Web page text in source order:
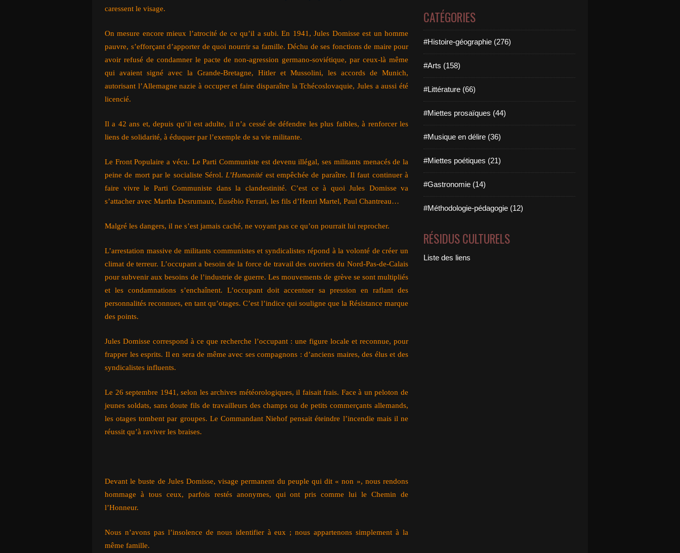
caressent le visage.
On mesure encore mieux l’atrocité de ce qu’il a subi. En 1941, Jules Domisse est un homme
pauvre, s’efforçant d’apporter de quoi nourrir sa famille. Déchu de ses fonctions de maire pour
avoir refusé de condamner le pacte de non-agression germano-soviétique, par ceux-là même
qui avaient signé avec la Grande-Bretagne, Hitler et Mussolini, les accords de Munich,
autorisant l’Allemagne nazie à occuper et faire disparaître la Tchécoslovaquie, Jules a aussi été
licencié.
Il a 42 ans et, depuis qu’il est adulte, il n’a cessé de défendre les plus faibles, à renforcer les
liens de solidarité, à éduquer par l’exemple de sa vie militante.
Le Front Populaire a vécu. Le Parti Communiste est devenu illégal, ses militants menacés de la
peine de mort par le socialiste Sérol. L’Humanité est empêchée de paraître. Il faut continuer à
faire vivre le Parti Communiste dans la clandestinité. C’est ce à quoi Jules Domisse va
s’attacher avec Martha Desrumaux, Eusébio Ferrari, les fils d’Henri Martel, Paul Chantreau…
Malgré les dangers, il ne s’est jamais caché, ne voyant pas ce qu’on pourrait lui reprocher.
L’arrestation massive de militants communistes et syndicalistes répond à la volonté de créer un
climat de terreur. L’occupant a besoin de la force de travail des ouvriers du Nord-Pas-de-Calais
pour subvenir aux besoins de l’industrie de guerre. Les mouvements de grève se sont multipliés
et les condamnations s’enchaînent. L’occupant doit accentuer sa pression en raflant des
personnalités reconnues, en tant qu’otages. C’est l’indice qui souligne que la Résistance marque
des points.
Jules Domisse correspond à ce que recherche l’occupant : une figure locale et reconnue, pour
frapper les esprits. Il en sera de même avec ses compagnons : d’anciens maires, des élus et des
syndicalistes influents.
Le 26 septembre 1941, selon les archives météorologiques, il faisait frais. Face à un peloton de
jeunes soldats, sans doute fils de travailleurs des champs ou de petits commerçants allemands,
les otages tombent par groupes. Le Commandant Niehof pensait éteindre l’incendie mais il ne
réussit qu’à raviver les braises.
Devant le buste de Jules Domisse, visage permanent du peuple qui dit « non », nous rendons
hommage à tous ceux, parfois restés anonymes, qui ont pris comme lui le Chemin de
l’Honneur.
Nous n’avons pas l’insolence de nous identifier à eux ; nous appartenons simplement à la
même famille.
CATÉGORIES
#Histoire-géographie (276)
#Arts (158)
#Littérature (66)
#Miettes prosaïques (44)
#Musique en délire (36)
#Miettes poétiques (21)
#Gastronomie (14)
#Méthodologie-pédagogie (12)
RÉSIDUS CULTURELS
Liste des liens